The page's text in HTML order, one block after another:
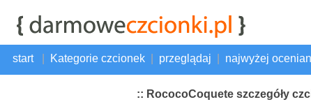
start Kategorie czcionek przeglądaj najwyżej
:: RococoCoquete szczegóły